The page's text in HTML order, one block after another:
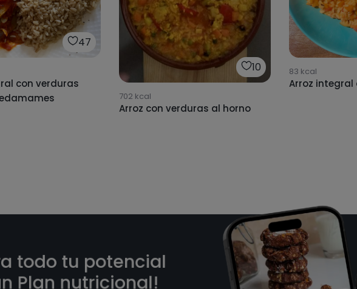
47
con verduras
10
702 kcal
Arroz con verduras al horno
83 kcal
Arroz integral
todo tu potencial
Plan nutricional!